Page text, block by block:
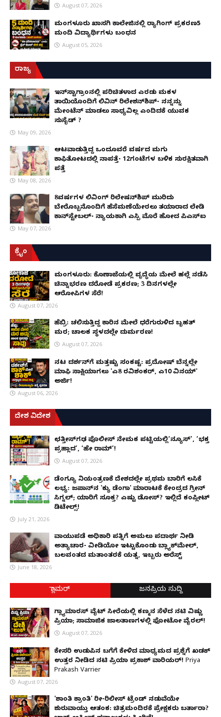
August 07, 2026
ಮಂಗಳೂರು ಖಾಸಗಿ ಕಾಲೇಜಿನಲ್ಲಿ ರ‌್ಯಾಗಿಂಗ್ ಪ್ರಕರಣ5
ಮಂದಿ ವಿದ್ಯಾರ್ಥಿಗಳು ಬಂಧನ
August 05, 2026
ರಾಜ್ಯ
ಇನ್​ಸ್ಟಾಗ್ರಾಂನಲ್ಲಿ ಪರಿಚಿತಳಾದ ಎರಡು ಮಕ್ಕಳ
ತಾಯಿಯೊಂದಿಗೆ ಲಿವಿನ್ ರಿಲೇಶನ್​ಶಿಪ್- ನನ್ನನ್ನು
ಮೇಂಟೆನ್ ಮಾಡಲು ಸಾಧ್ಯವಿಲ್ಲ ಎಂದಿದಕ್ಕೆ ಯುವಕ
ಸುಸೈಡ್ ?
May 09, 2026
ಆಟವಾಡುತ್ತಿದ್ದ ಒಂದೂವರೆ ವರ್ಷದ ಮಗು
ಕಾಫಿತೋಟದಲ್ಲಿ ನಾಪತ್ತೆ- 12ಗಂಟೆಗಳ ಬಳಿಕ ಸುರಕ್ಷಿತವಾಗಿ
ಪತ್ತೆ
May 08, 2026
8ವರ್ಷಗಳ ಲಿವಿಂಗ್‌ ರಿಲೇಷನ್‌ಶಿಪ್ ಮುರಿದು
ಬೇರೊಬ್ಬನೊಂದಿಗೆ ಹೆಸೆಮಣೆಯೇರಲು ತಯಾರಾದ ಲೇಡಿ
ಕಾನ್‌ಸ್ಟೇಬಲ್- ನ್ಯಾಯಕ್ಕಾಗಿ ಎಸ್ಪಿ ಮೊರೆ ಹೋದ ಪಿಎಸ್ಐ
May 07, 2026
ಕ್ರೈಂ
ಮಂಗಳೂರು: ಕೊಣಾಜೆಯಲ್ಲಿ ವೃದ್ಧೆಯ ಮೇಲೆ ಹಲ್ಲೆ ನಡೆಸಿ
ಚಿನ್ನಾಭರಣ ದರೋಡೆ ಪ್ರಕರಣ; 3 ದಿನಗಳಲ್ಲೇ
ಆರೋಪಿಗಳ ಸೆರೆ!
August 07, 2026
ಹೆಬ್ರಿ: ಚಲಿಸುತ್ತಿದ್ದ ಕಾರಿನ ಮೇಲೆ ಧರೆಗುರುಳಿದ ಬೃಹತ್
ಮರ; ಚಾಲಕ ಸ್ಥಳದಲ್ಲೇ ದುರ್ಮರಣ!
August 07, 2026
ನಟ ದರ್ಶನ್‌ಗೆ ಮತ್ತಷ್ಟು ಸಂಕಷ್ಟ: ಪ್ರದೋಷ್ ಬೆನ್ನಲ್ಲೇ
ಮಾಫಿ ಸಾಕ್ಷಿಯಾಗಲು 'ಎ8 ರವಿಶಂಕರ್, ಎ10 ವಿನಯ್'
ಅರ್ಜಿ!
August 06, 2026
ದೇಶ ವಿದೇಶ
ಛತ್ತೀಸ್‌ಗಢ ಪೊಲೀಸ್ ನೇಮಕ ಪಟ್ಟಿಯಲ್ಲಿ‘ನ್ಯೂಸ್’, ‘ಭಕ್ತ
ಪ್ರಹ್ಲಾದ’, ‘ಹೇ ರಾಮ್’!
August 07, 2026
ಡೆಂಗ್ಯೂ ನಿಯಂತ್ರಣಕ್ಕೆ ದೇಶದಲ್ಲೇ ಪ್ರಥಮ ಬಾರಿಗೆ ಲಸಿಕೆ
ಲಭ್ಯ: ಜಪಾನ್‌ನ 'ಕ್ಯು ಡೆಂಗಾ' ಮಾರಾಟಕ್ಕೆ ಕೇಂದ್ರದ ಗ್ರೀನ್
ಸಿಗ್ನಲ್; ಯಾರಿಗೆ ಸೂಕ್ತ? ಎಷ್ಟು ಡೋಸ್? ಇಲ್ಲಿದೆ ಕಂಪ್ಲೀಟ್
ಡಿಟೇಲ್ಸ್!
July 21, 2026
ವಾಯುಪಡೆ ಅಧಿಕಾರಿ ಪತ್ನಿಗೆ ಅಮಲು ಪದಾರ್ಥ ನೀಡಿ
ಅತ್ಯಾಚಾರ- ವೀಡಿಯೋ ಇಟ್ಟುಕೊಂಡು ಬ್ಲ್ಯಾಕ್‌ಮೇಲ್,
ಬಲವಂತದ ಮತಾಂತರಕ್ಕೆ ಯತ್ನ, ಇಬ್ಬರು ಅರೆಸ್ಟ್
June 18, 2026
ಗ್ಲಾಮರ್ ಜನಪ್ರಿಯ ಸುದ್ದಿ
ಗ್ಲ್ಯಾಮಾರಸ್ ವೈಟ್‌ ಸೀರೆಯಲ್ಲಿ ಕಣ್ಮನ ಸೆಳೆದ ನಟಿ ವಿಷ್ಣು
ಪ್ರಿಯಾ; ಸಾಮಾಜಿಕ ಜಾಲತಾಣಗಳಲ್ಲಿ ಫೋಟೋ ವೈರಲ್!
August 07, 2026
ಕೇಸರಿ ಉಡುಪಿನ ಬಗೆಗೆ ಕೇಳಿದ ಮಾಧ್ಯಮದ ಪ್ರಶ್ನೆಗೆ ಖಡಕ್
ಉತ್ತರ ನೀಡಿದ ನಟಿ ಪ್ರಿಯಾ ಪ್ರಕಾಶ್ ವಾರಿಯರ್! Priya
Prakash Varrier
August 07, 2026
'ಶಾಂತಿ ಕ್ರಾಂತಿ' ರೀ-ರಿಲೀಸ್ ಟ್ರೆಂಡ್ ನಡುವೆಯೇ
ಶುರುವಾಯ್ತು ಆತಂಕ: ಚಿತ್ರಮಂದಿರಕ್ಕೆ ಪ್ರೇಕ್ಷಕರು ಬರ್ತಾರಾ?